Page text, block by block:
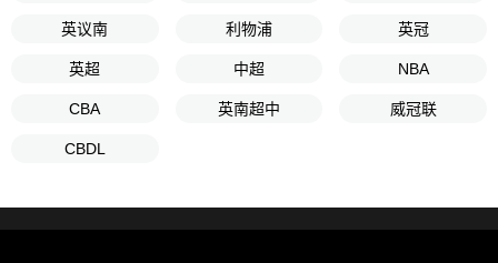
英议南 利物浦 英冠
英超 中超 NBA
CBA 英南超中 威冠联
CBDL